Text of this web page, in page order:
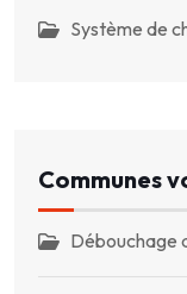
Système de
Communes
Débouchage